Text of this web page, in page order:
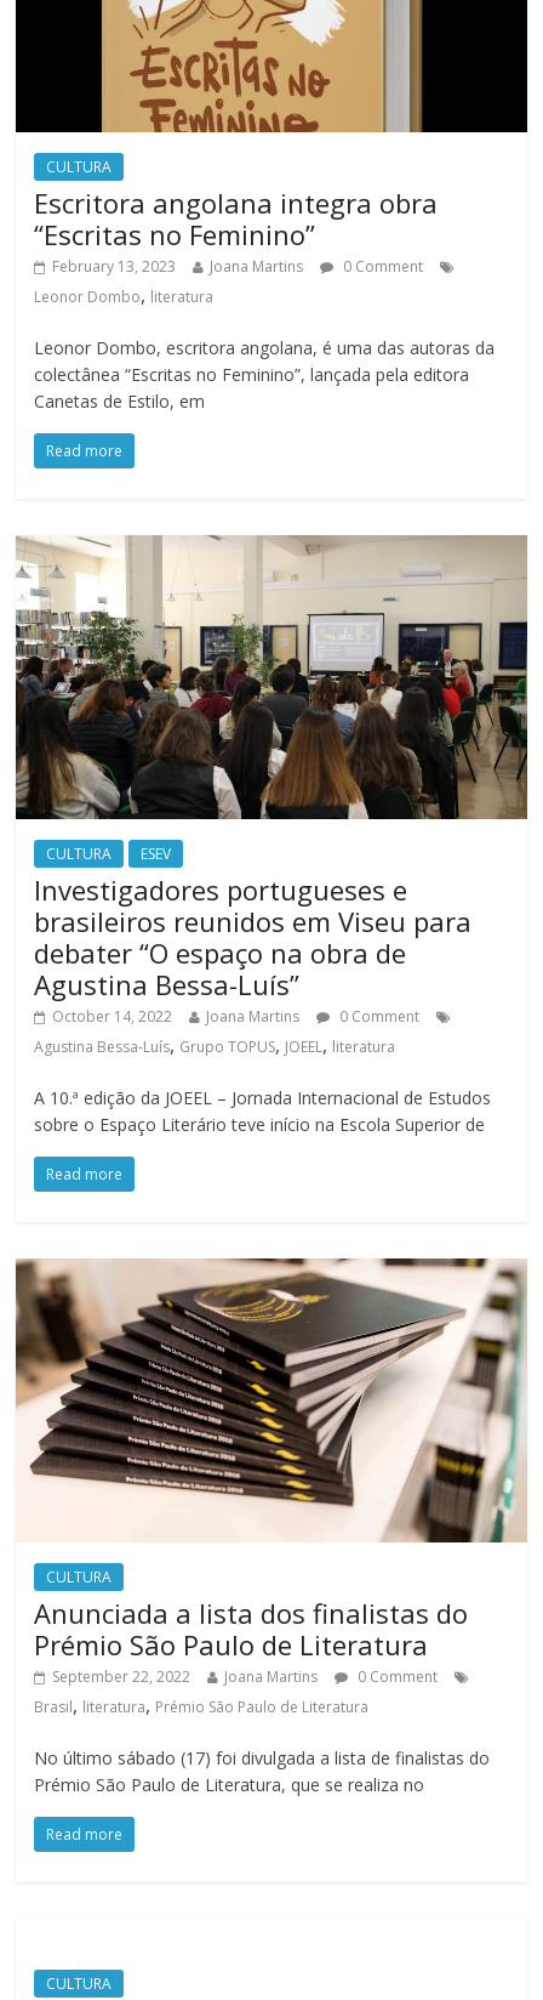
CULTURA
Escritora angolana integra obra
“Escritas no Feminino”
February 13, 2023 Joana Martins
0 Comment
Leonor Dombo, literatura
Leonor Dombo, escritora angolana, é uma das autoras da
colectânea “Escritas no Feminino”, lançada pela editora
Canetas de Estilo, em
Read more
CULTURA ESEV
Investigadores portugueses e
brasileiros reunidos em Viseu para
debater “O espaço na obra de
Agustina Bessa-Luís”
October 14, 2022 Joana Martins
0 Comment
Agustina Bessa-Luís, Grupo TOPUS, JOEEL, literatura
A 10.ª edição da JOEEL – Jornada Internacional de Estudos
sobre o Espaço Literário teve início na Escola Superior de
Read more
CULTURA
Anunciada a lista dos finalistas do
Prémio São Paulo de Literatura
September 22, 2022 Joana Martins
0 Comment
Brasil, literatura, Prémio São Paulo de Literatura
No último sábado (17) foi divulgada a lista de finalistas do
Prémio São Paulo de Literatura, que se realiza no
Read more
CULTURA